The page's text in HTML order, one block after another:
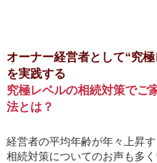
オーナー経営者として“究
を実践する
究極レベルの相続対策でご
法とは？
経営者の平均年齢が年々上昇す
相続対策についてのお声も多